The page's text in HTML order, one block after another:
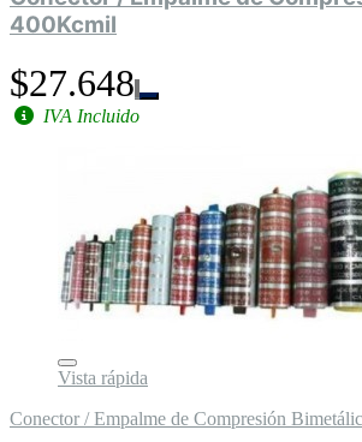
400Kcmil
$27.648
IVA Incluido
Vista rápida
Conector / Empalme de Compresión